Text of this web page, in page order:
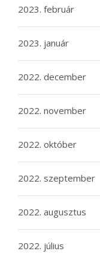
2023. február
2023. január
2022. december
2022. november
2022. október
2022. szeptember
2022. augusztus
2022. július